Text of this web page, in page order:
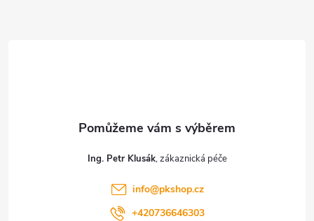
Ing. Petr Klusák
info@pkshop.cz
+420736646303